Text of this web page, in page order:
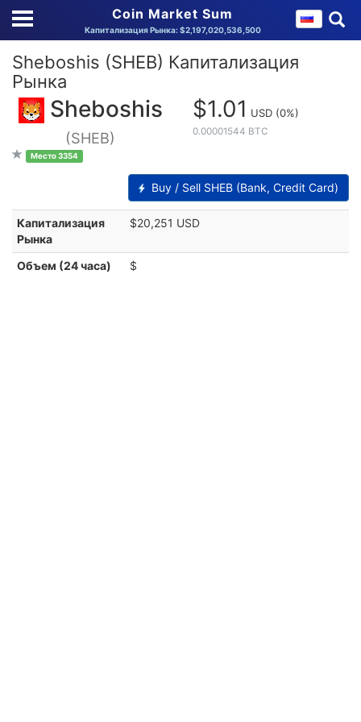
Coin Market Sum
Капитализация Рынка: $2,197,020,536,500
Sheboshis (SHEB) Капитализация
Рынка
Sheboshis
(SHEB)
Место 3354
$1.01 USD (0%)
0.00001544 BTC
Buy / Sell SHEB (Bank, Credit Card)
Капитализация
Рынка
$20,251 USD
Объем (24 часа) $